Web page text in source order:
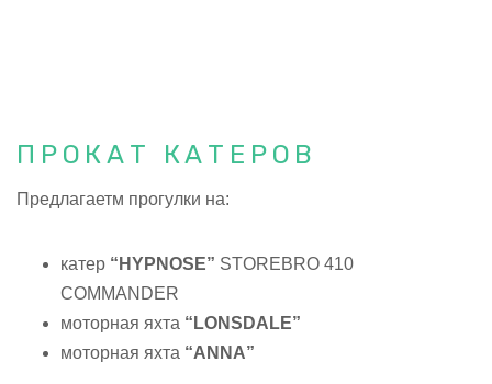
ПРОКАТ КАТЕРОВ
П редлагаетм прогулки на:
катер “HYPNOSE” STOREBRO 410
COMMANDER
моторная яхта “LONSDALE”
моторная яхта “ANNA”